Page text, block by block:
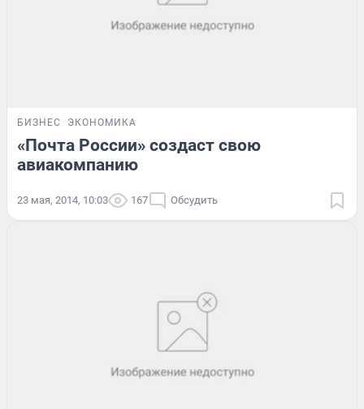
БИЗНЕС ЭКОНОМИКА
«Почта России» создаст свою
авиакомпанию
23 мая, 2014, 10:03 167 Обсудить